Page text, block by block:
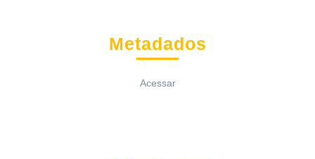
Metadados
Acessar